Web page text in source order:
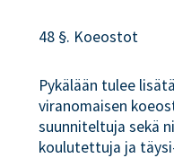
48 §. Koeostot
Pykälään tulee
viranomaisen
suunniteltuja sekä
koulutettuja ja